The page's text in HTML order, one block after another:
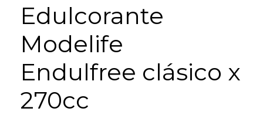
Edulcorante
Modelife
Endulfree clásico x
270cc